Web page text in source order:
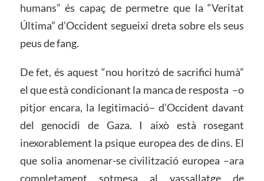
humans” és capaç de permetre que la “Veritat
Última” d’Occident segueixi dreta sobre els seus
peus de fang.
De fet, és aquest “nou horitzó de sacrifici humà”
el que està condicionant la manca de resposta –o
pitjor encara, la legitimació– d’Occident davant
del genocidi de Gaza. I això està rosegant
inexorablement la psique europea des de dins. El
que solia anomenar-se civilització europea –ara
completament sotmesa al vassallatge de